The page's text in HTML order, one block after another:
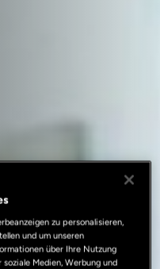
zu personalisieren,
und um unseren
über Ihre Nutzung
Medien, Werbung und